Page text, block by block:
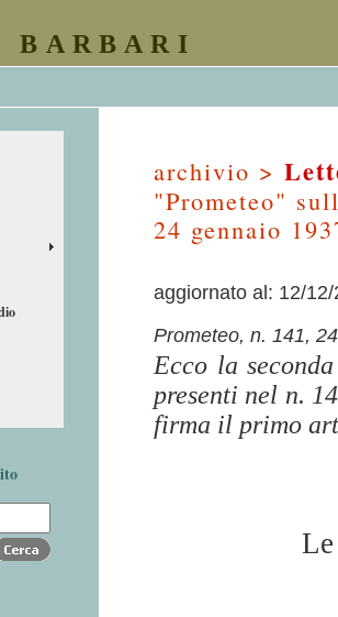
BARBARI
archivio >
"Prometeo"
24 gennaio
aggiornato al: 12/12/
Prometeo, n. 141,
Ecco la
presenti nel n.
firma il primo